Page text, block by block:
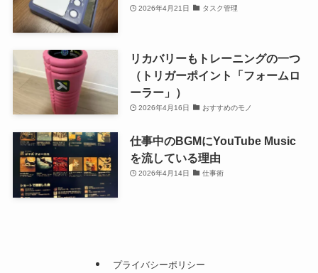
2026年4月21日 タスク管理
リカバリーもトレーニングの一つ
（トリガーポイント「フォームロ
ーラー」）
2026年4月16日 おすすめのモノ
仕事中のBGMにYouTube Music
を流している理由
2026年4月14日 仕事術
プライバシーポリシー